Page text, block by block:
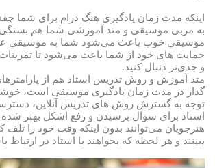
اینکه مدت زمان یادگیری هنگ درام برای شما
به مربی موسیقی و متد آموزشی شما هم بستگی
موسیقی خوب باعث می‌شود شما به موسیقی
حمایت های خود از شما باعث می‌شود تا تمرینات
و جدی‌تر دنبال کنید.
متد آموزش و روش تدریس استاد هم از
گذار در مدت زمان یادگیری موسیقی است،
توجه به گسترش روش های تدریس آنلاین،
استاد برای سوال پرسیدن و رفع اشکل بهتر شده
هنرجویان می‌توانند بدون اینکه وقت خود را تلف
ببینند و هر لحظه که بخواهند با استاد در ارتباط